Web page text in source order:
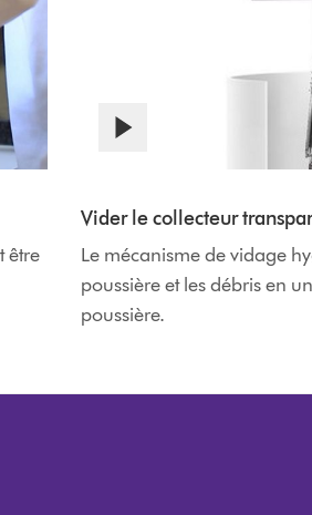
être
Transcript
de
vidéo
Vider le collecteur
Le mécanisme de vidage
poussière et les débris en
poussière.